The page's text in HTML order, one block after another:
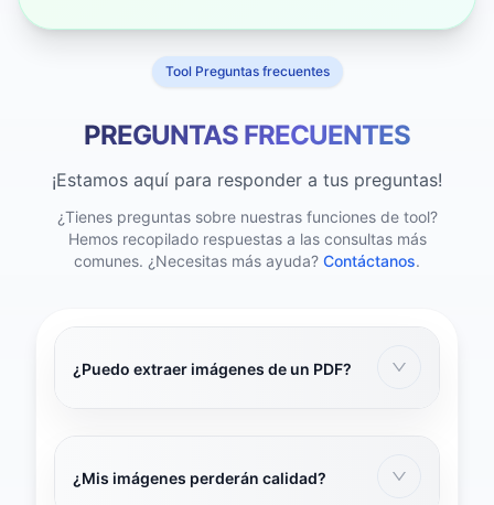
Tool Preguntas frecuentes
PREGUNTAS FRECUENTES
¡Estamos aquí para responder a tus preguntas!
¿Tienes preguntas sobre nuestras funciones de tool?
Hemos recopilado respuestas a las consultas más
comunes. ¿Necesitas más ayuda? Contáctanos.
¿Puedo extraer imágenes de un PDF?
separados — de forma gratuita.
¿Mis imágenes perderán calidad?